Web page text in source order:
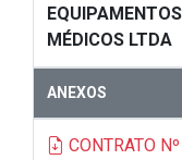
EQUIPAMENTOS
MÉDICOS LTDA
ANEXOS
CONTRATO